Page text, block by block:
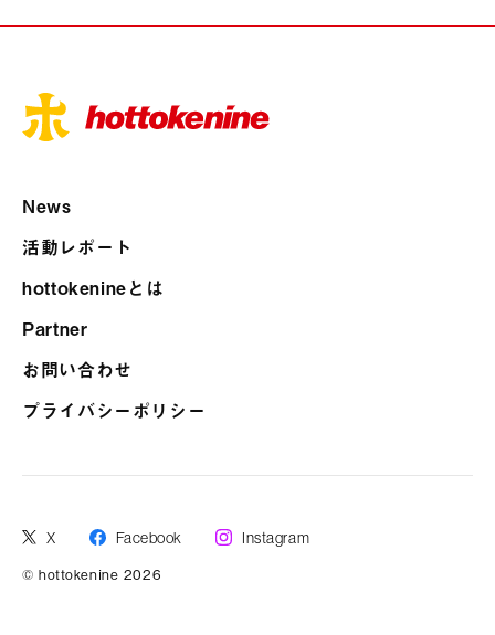
News
活動レポート
hottokenineとは
Partner
お問い合わせ
プライバシーポリシー
X Facebook
Instagram
© hottokenine 2026